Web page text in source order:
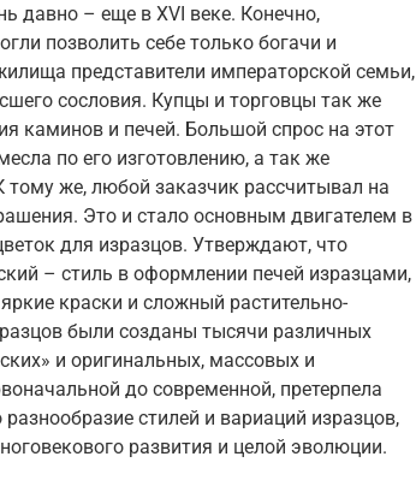
давно – еще в XVI веке. Конечно,
позволить себе только богачи и
представители императорской семьи,
сословия. Купцы и торговцы так же
каминов и печей. Большой спрос на этот
по его изготовлению, а так же
тому же, любой заказчик рассчитывал на
Это и стало основным двигателем в
для изразцов. Утверждают, что
– стиль в оформлении печей изразцами,
краски и сложный растительно-
были созданы тысячи различных
и оригинальных, массовых и
до современной, претерпела
стилей и вариаций изразцов,
развития и целой эволюции.